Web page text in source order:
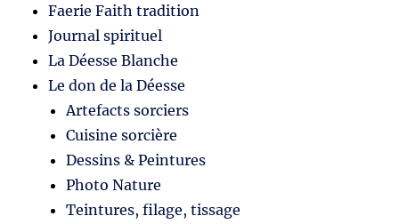
Faerie Faith tradition
Journal spirituel
La Déesse Blanche
Le don de la Déesse
Artefacts sorciers
Cuisine sorcière
Dessins & Peintures
Photo Nature
Teintures, filage, tissage